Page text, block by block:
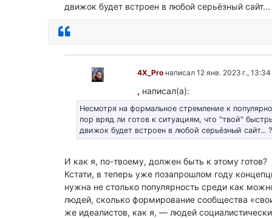
движок будет встроен в любой серьёзный сайт...
4X_Pro написал 12 янв. 2023 г., 13:34
, написал(а):
Несмотря на формальное стремление к
пор вряд ли готов к ситуациям, что "твой"
движок будет встроен в любой серьёзный сайт... ?
И как я, по-твоему, должен быть к этому готов?
Кстати, в теперь уже позапрошлом году
нужна не столько популярность среди как
людей, сколько формирование сообщества
же идеалистов, как я, — людей